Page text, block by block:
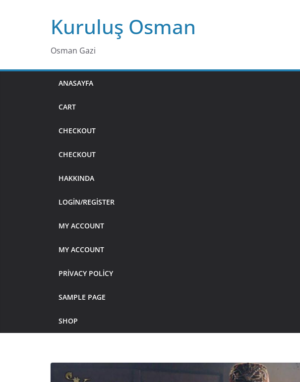
Kuruluş Osman
Osman Gazi
ANASAYFA
CART
CHECKOUT
CHECKOUT
HAKKINDA
LOGIN/REGISTER
MY ACCOUNT
MY ACCOUNT
PRIVACY POLICY
SAMPLE PAGE
SHOP